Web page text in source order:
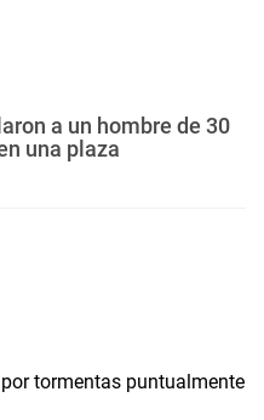
a un hombre de 30
una plaza